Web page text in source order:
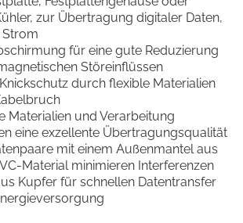
zur Übertragung digitaler Daten,
Strom
für eine gute Reduzierung
Störeinflüssen
durch flexible Materialien
Materialien und Verarbeitung
eine exzellente Übertragungsqualität
mit einem Außenmantel aus
Material minimieren Interferenzen
Kupfer für schnellen Datentransfer